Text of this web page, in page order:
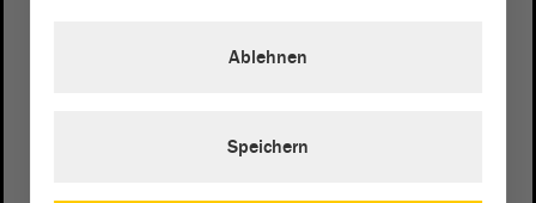
Ablehnen
Speichern